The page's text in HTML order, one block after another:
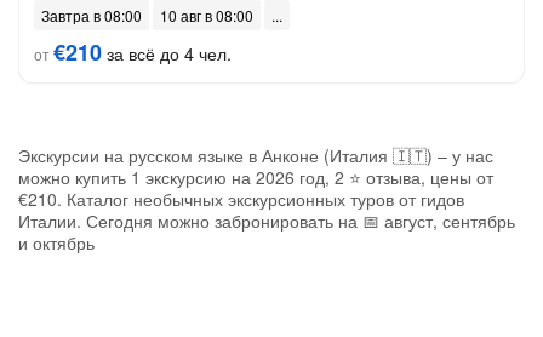
Завтра в 08:00
10 авг в 08:00
от€210 за всё до 4 чел.
Экскурсии на русском языке в Анконе (Италия 🇮🇹) – у нас
можно купить 1 экскурсию на 2026 год, 2 ⭐ отзыва, цены от
€210. Каталог необычных экскурсионных туров от гидов
Италии. Сегодня можно забронировать на 📅 август, сентябрь
и октябрь